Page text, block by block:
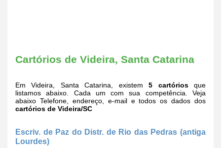
Cartórios de Videira, Santa Catarina
Em Videira, Santa Catarina, existem5 cartóriosque
listamos abaixo. Cada um com sua competência. Veja
abaixo Telefone, endereço, e-mail e todos os dados dos
cartórios de Videira/SC
Escriv. de Paz do Distr. de Rio das Pedras (antiga
Lourdes)